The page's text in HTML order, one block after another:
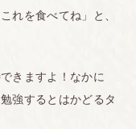
れを食べてね」と、
きますよ！なかに
強するとはかどるタ